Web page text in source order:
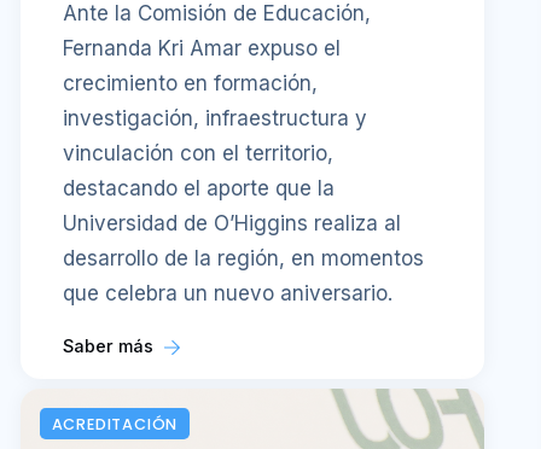
Ante la Comisión de Educación,
Fernanda Kri Amar expuso el
crecimiento en formación,
investigación, infraestructura y
vinculación con el territorio,
destacando el aporte que la
Universidad de O’Higgins realiza al
desarrollo de la región, en momentos
que celebra un nuevo aniversario.
Saber más
ACREDITACIÓN